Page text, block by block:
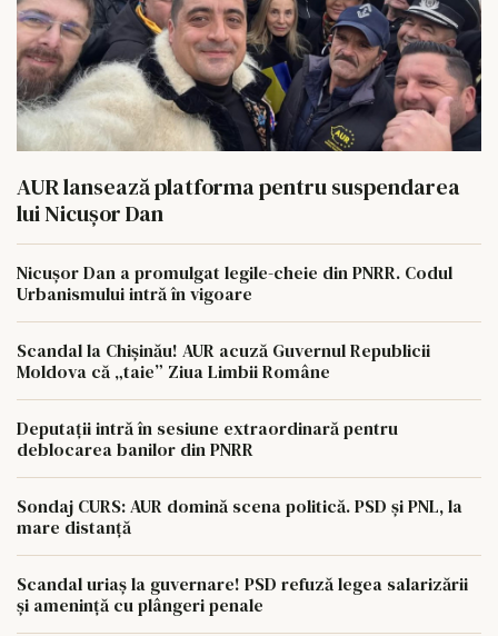
AUR lansează platforma pentru suspendarea
lui Nicușor Dan
Nicușor Dan a promulgat legile-cheie din PNRR. Codul
Urbanismului intră în vigoare
Scandal la Chișinău! AUR acuză Guvernul Republicii
Moldova că „taie” Ziua Limbii Române
Deputații intră în sesiune extraordinară pentru
deblocarea banilor din PNRR
Sondaj CURS: AUR domină scena politică. PSD și PNL, la
mare distanță
Scandal uriaș la guvernare! PSD refuză legea salarizării
și amenință cu plângeri penale